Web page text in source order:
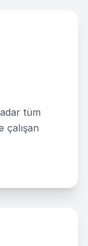
tüm
çalışan